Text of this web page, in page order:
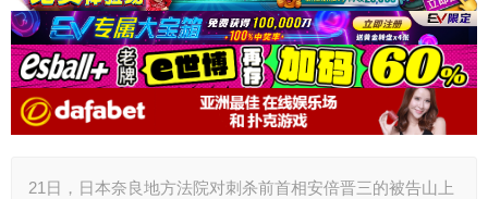
21日，日本奈良地方法院对刺杀前首相安倍晋三的被告山上